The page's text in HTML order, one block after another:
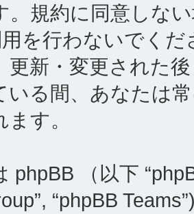
。規約に同意しな
用を行わないでく
更新・変更された
いる間、あなたは
す。
phpBB （以下
“phpBB